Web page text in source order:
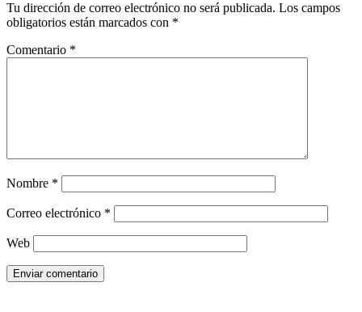
Tu dirección de correo electrónico no será publicada. Los campos
obligatorios están marcados con *
Comentario *
Nombre *
Correo electrónico *
Web
Enviar comentario